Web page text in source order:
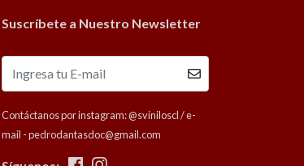
Suscríbete a Nuestro Newsletter
Contáctanos por instagram: @sviniloscl / e-
mail - pedrodantasdoc@gmail.com